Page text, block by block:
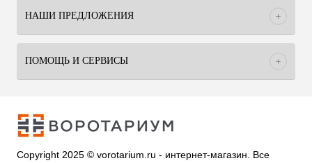
НАШИ ПРЕДЛОЖЕНИЯ
ПОМОЩЬ И СЕРВИСЫ
Copyright 2025 © vorotarium.ru - интернет-магазин. Все